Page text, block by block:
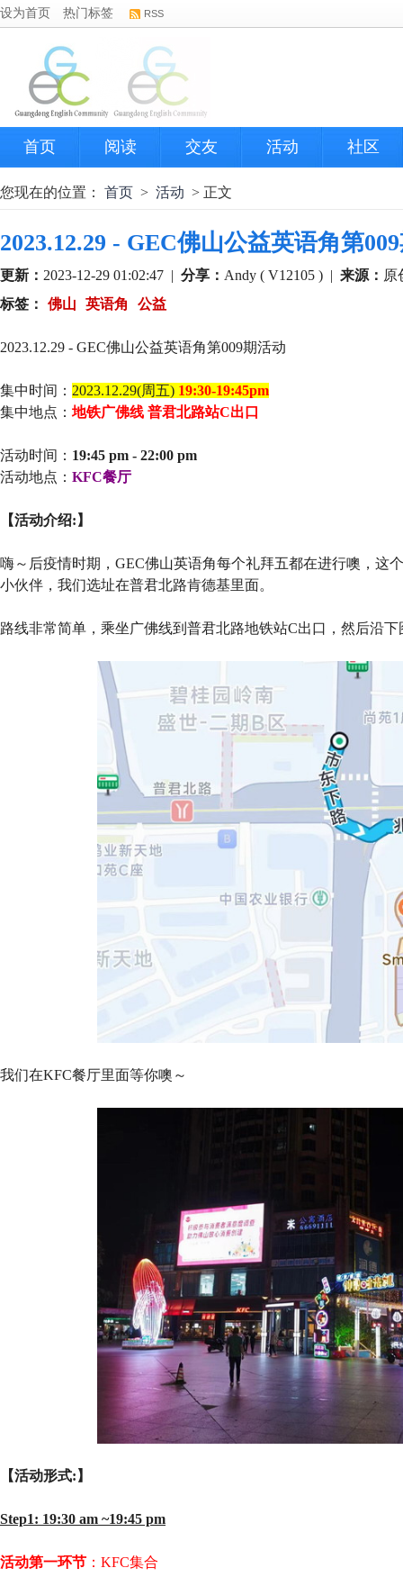
设为首页 热门标签 RSS
首页 阅读 交友 活动 社区
您现在的位置： 首页 > 活动 > 正文
2023.12.29 - GEC佛山公益英语角第
更新： 2023-12-29 01:02:47 | 分享： Andy ( V12105 ) | 来源： 原
标签：
佛山 英语角 公益
2023.12.29 - GEC佛山公益英语角第009期活动
集中时间： 2023.12.29(周五) 19:30-19:45pm
集中地点： 地铁广佛线 普君北路站C出口
活动时间： 19:45 pm - 22:00 pm
活动地点： KFC餐厅
【活动介绍:】
嗨～后疫情时期，GEC佛山英语角每个礼拜五都在进行噢，这
小伙伴，我们选址在普君北路肯德基里面。
路线非常简单，乘坐广佛线到普君北路地铁站C出口，然后沿下
我们在KFC餐厅里面等你噢～
【活动形式:】
Step1: 19:30 am ~19:45 pm
活动第一环节 ：KFC集合